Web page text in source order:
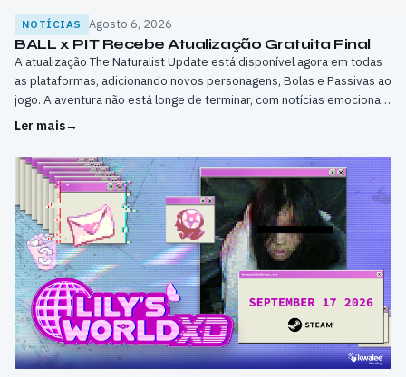
NOTÍCIAS Agosto 6, 2026
BALL x PIT Recebe Atualização Gratuita Final
A atualização The Naturalist Update está disponível agora em todas
as plataformas, adicionando novos personagens, Bolas e Passivas ao
jogo. A aventura não está longe de terminar, com notícias emocionais
sobre BALL x PIT a caminho.
Ler mais→